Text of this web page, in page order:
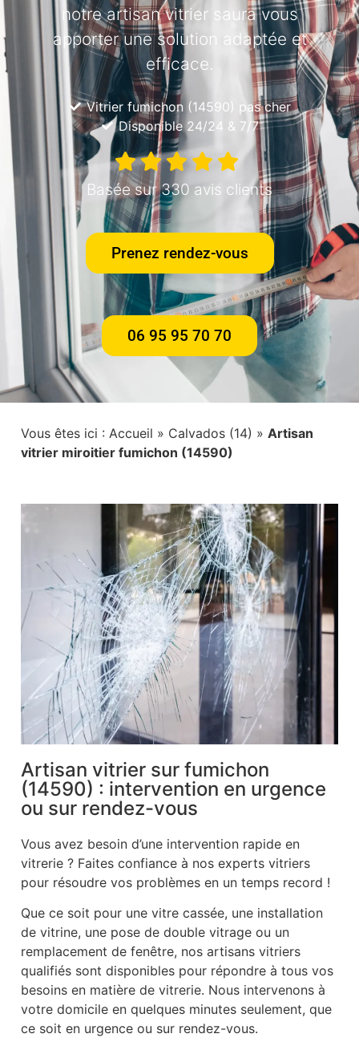
notre artisan vitrier saura vous
apporter une solution adaptée et
efficace.
Vitrier fumichon (14590) pas cher
Disponible 24/24 & 7/7
Basée sur 330 avis clients
Prenez rendez-vous
06 95 95 70 70
Vous êtes ici : Accueil » Calvados (14) » Artisan
vitrier miroitier fumichon (14590)
Artisan vitrier sur fumichon
(14590) : intervention en urgence
ou sur rendez-vous
Vous avez besoin d’une intervention rapide en
vitrerie ? Faites confiance à nos experts vitriers
pour résoudre vos problèmes en un temps record !
Que ce soit pour une vitre cassée, une installation
de vitrine, une pose de double vitrage ou un
remplacement de fenêtre, nos artisans vitriers
qualifiés sont disponibles pour répondre à tous vos
besoins en matière de vitrerie. Nous intervenons à
votre domicile en quelques minutes seulement, que
ce soit en urgence ou sur rendez-vous.